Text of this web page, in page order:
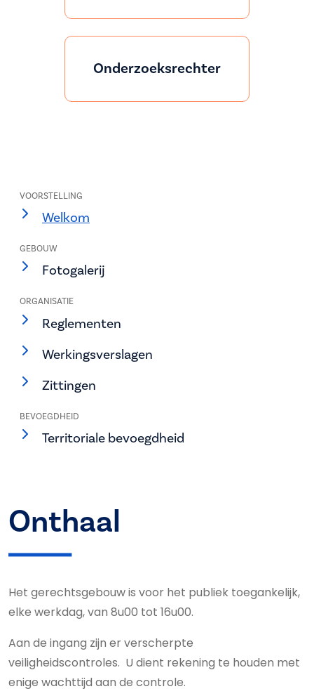
Onderzoeksrechter
VOORSTELLING
Welkom
GEBOUW
Fotogalerij
ORGANISATIE
Reglementen
Werkingsverslagen
Zittingen
BEVOEGDHEID
Territoriale bevoegdheid
Onthaal
Het gerechtsgebouw is voor het publiek toegankelijk,
elke werkdag, van 8u00 tot 16u00.
Aan de ingang zijn er verscherpte
veiligheidscontroles. U dient rekening te houden met
enige wachttijd aan de controle.